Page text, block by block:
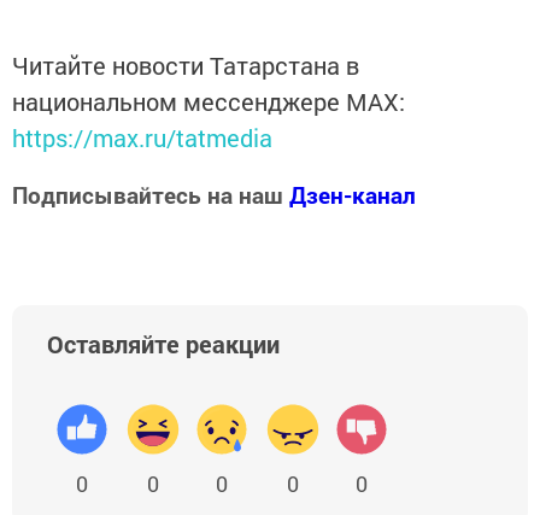
Читайте новости Татарстана в
национальном мессенджере MАХ:
https://max.ru/tatmedia
Подписывайтесь на наш Дзен-канал
Оставляйте реакции
0 0 0 0 0